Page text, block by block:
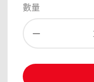
數量